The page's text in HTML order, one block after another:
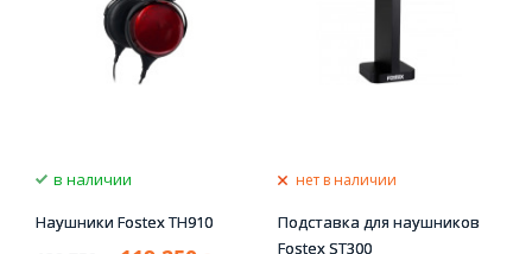
в наличии
Наушники Fostex TH910
нет в наличии
Подставка для наушников
Fostex ST300